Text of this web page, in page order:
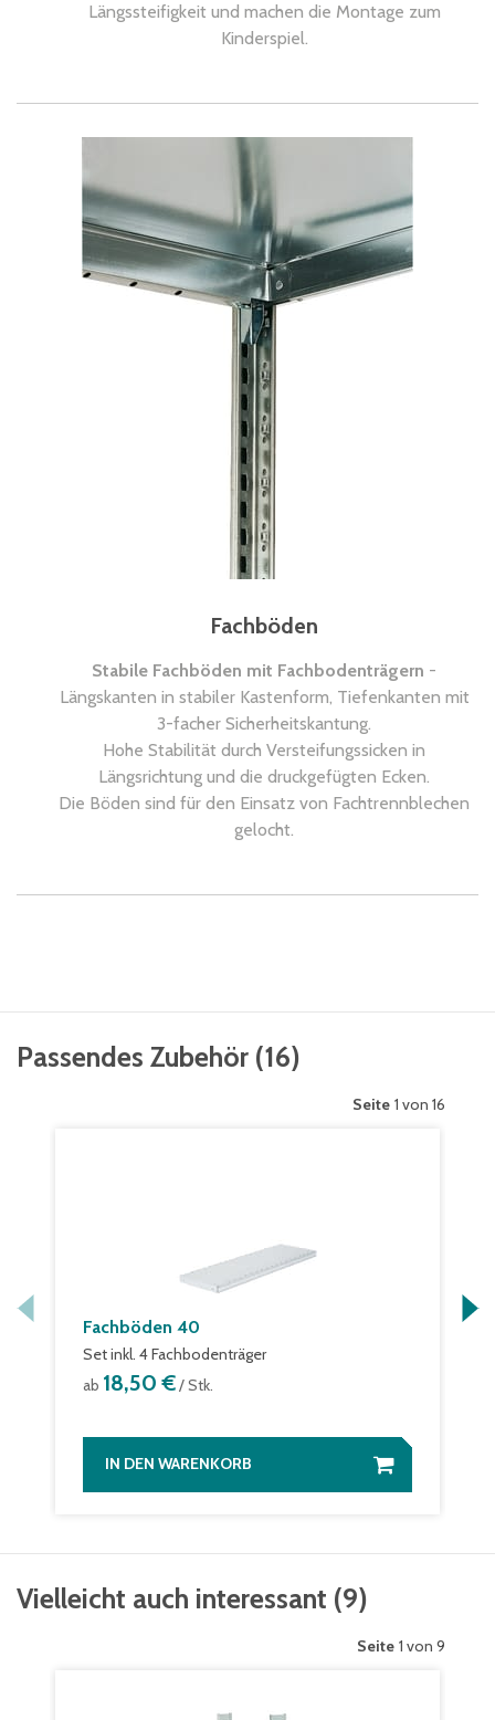
Längssteifigkeit und machen die Montage zum
Kinderspiel.
Fachböden
Stabile Fachböden mit Fachbodenträgern -
Längskanten in stabiler Kastenform, Tiefenkanten mit
3-facher Sicherheitskantung.
Hohe Stabilität durch Versteifungssicken in
Längsrichtung und die druckgefügten Ecken.
Die Böden sind für den Einsatz von Fachtrennblechen
gelocht.
Passendes Zubehör (16)
Seite 1 von 16
Fachböden 40
Set inkl. 4 Fachbodenträger
ab 18,50 €/ Stk.
IN DEN WARENKORB
Vielleicht auch interessant (9)
Seite 1 von 9